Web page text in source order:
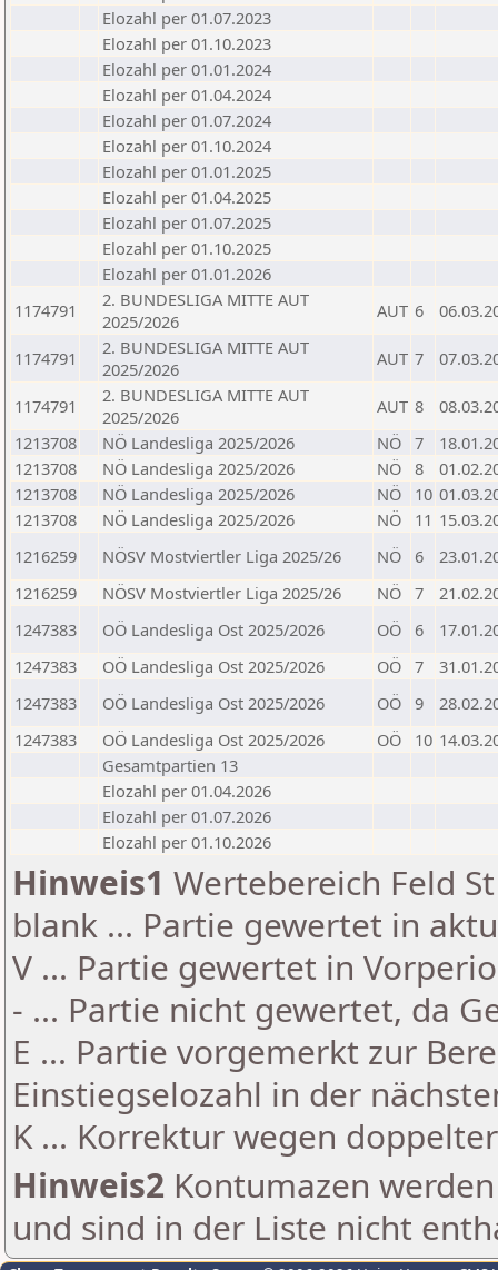
Elozahl per 01.07.2023
Elozahl per 01.10.2023
Elozahl per 01.01.2024
Elozahl per 01.04.2024
Elozahl per 01.07.2024
Elozahl per 01.10.2024
Elozahl per 01.01.2025
Elozahl per 01.04.2025
Elozahl per 01.07.2025
Elozahl per 01.10.2025
Elozahl per 01.01.2026
1174791
2. BUNDESLIGA MITTE AUT
2025/2026
AUT 6
1174791
2. BUNDESLIGA MITTE AUT
2025/2026
AUT 7
1174791
2. BUNDESLIGA MITTE AUT
2025/2026
AUT 8
1213708
NÖ Landesliga 2025/2026 NÖ 7
1213708
NÖ Landesliga 2025/2026 NÖ 8
1213708
NÖ Landesliga 2025/2026 NÖ 10
1213708
NÖ Landesliga 2025/2026 NÖ 11
1216259
NÖSV Mostviertler Liga 2025/26 NÖ 6
1216259
NÖSV Mostviertler Liga 2025/26 NÖ 7
1247383
OÖ Landesliga Ost 2025/2026 OÖ 6
1247383
OÖ Landesliga Ost 2025/2026 OÖ 7
1247383
OÖ Landesliga Ost 2025/2026 OÖ 9
1247383
OÖ Landesliga Ost 2025/2026 OÖ 10
Gesamtpartien 13
Elozahl per 01.04.2026
Elozahl per 01.07.2026
Elozahl per 01.10.2026
Hinweis1 Wertebereich Feld
blank ... Partie gewertet in
V ... Partie gewertet in
- ... Partie nicht gewertet, da
E ... Partie vorgemerkt zur
Einstiegselozahl in der
K ... Korrektur wegen
Hinweis2 Kontumazen
und sind in der Liste nicht